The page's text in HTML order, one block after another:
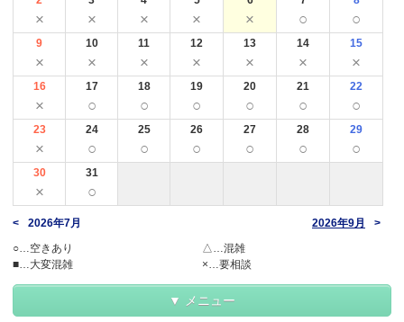
× × × × × ○ ○
9
×
10
×
11
×
12
×
13
×
14
×
15
×
16
×
17
○
18
○
19
○
20
○
21
○
22
○
23
×
24
○
25
○
26
○
27
○
28
○
29
○
30
×
31
○
2026年7月
2026年9月
○…空きあり
△…混雑
■…大変混雑
×…要相談
メニュー